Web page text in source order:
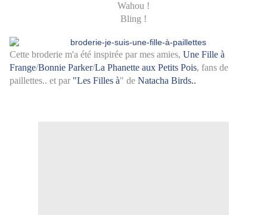
Wahou !
Bling !
Cette broderie m'a été inspirée par mes amies, Une Fille à
Frange/Bonnie Parker/La Phanette aux Petits Pois, fans de
paillettes.. et par "Les Filles à" de Natacha Birds..